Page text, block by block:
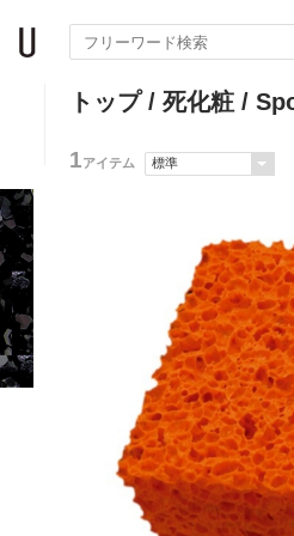
トップ/ 死化粧 /
1アイテム